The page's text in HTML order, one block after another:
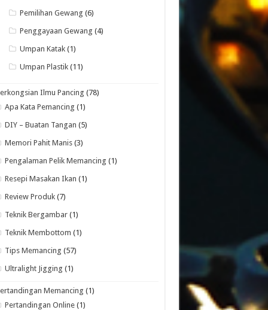
Pemilihan Gewang (6)
Penggayaan Gewang (4)
Umpan Katak (1)
Umpan Plastik (11)
Ilmu Pancing (78)
Apa Kata Pemancing (1)
DIY – Buatan Tangan (5)
Memori Pahit Manis (3)
Pengalaman Pelik Memancing (1)
Resepi Masakan Ikan (1)
Review Produk (7)
Teknik Bergambar (1)
Teknik Membottom (1)
Tips Memancing (57)
Ultralight Jigging (1)
Memancing (1)
Pertandingan Online (1)